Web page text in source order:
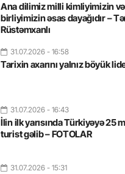
Ana dilimiz milli kimliyimizin
birliyimizin əsas dayağıdır –
Rüstəmxanlı
31.07.2026 - 16:58
Tarixin axarını yalnız böyük
31.07.2026 - 16:43
İlin ilk yarısında Türkiyəyə 25
turist gəlib – FOTOLAR
31.07.2026 - 15:31